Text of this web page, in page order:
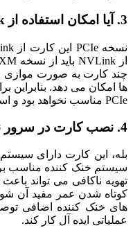
3. آیا امکان استفاده از NVLink در این کارت وجود دارد؟
چند کارت به صورت موازی و
PCIe مناسب نخواهد بود و استفاده از نسخه SXM ضروری است.
4. نصب کارت در سرور نیاز به خنک کننده خاص دارد؟
سیستم خنک کننده مناسب
تهویه ناکافی می تواند
کوتاه شدن عمر مفید آن
های خنک کننده اضافی
عملیاتی ایده آل کار کند.